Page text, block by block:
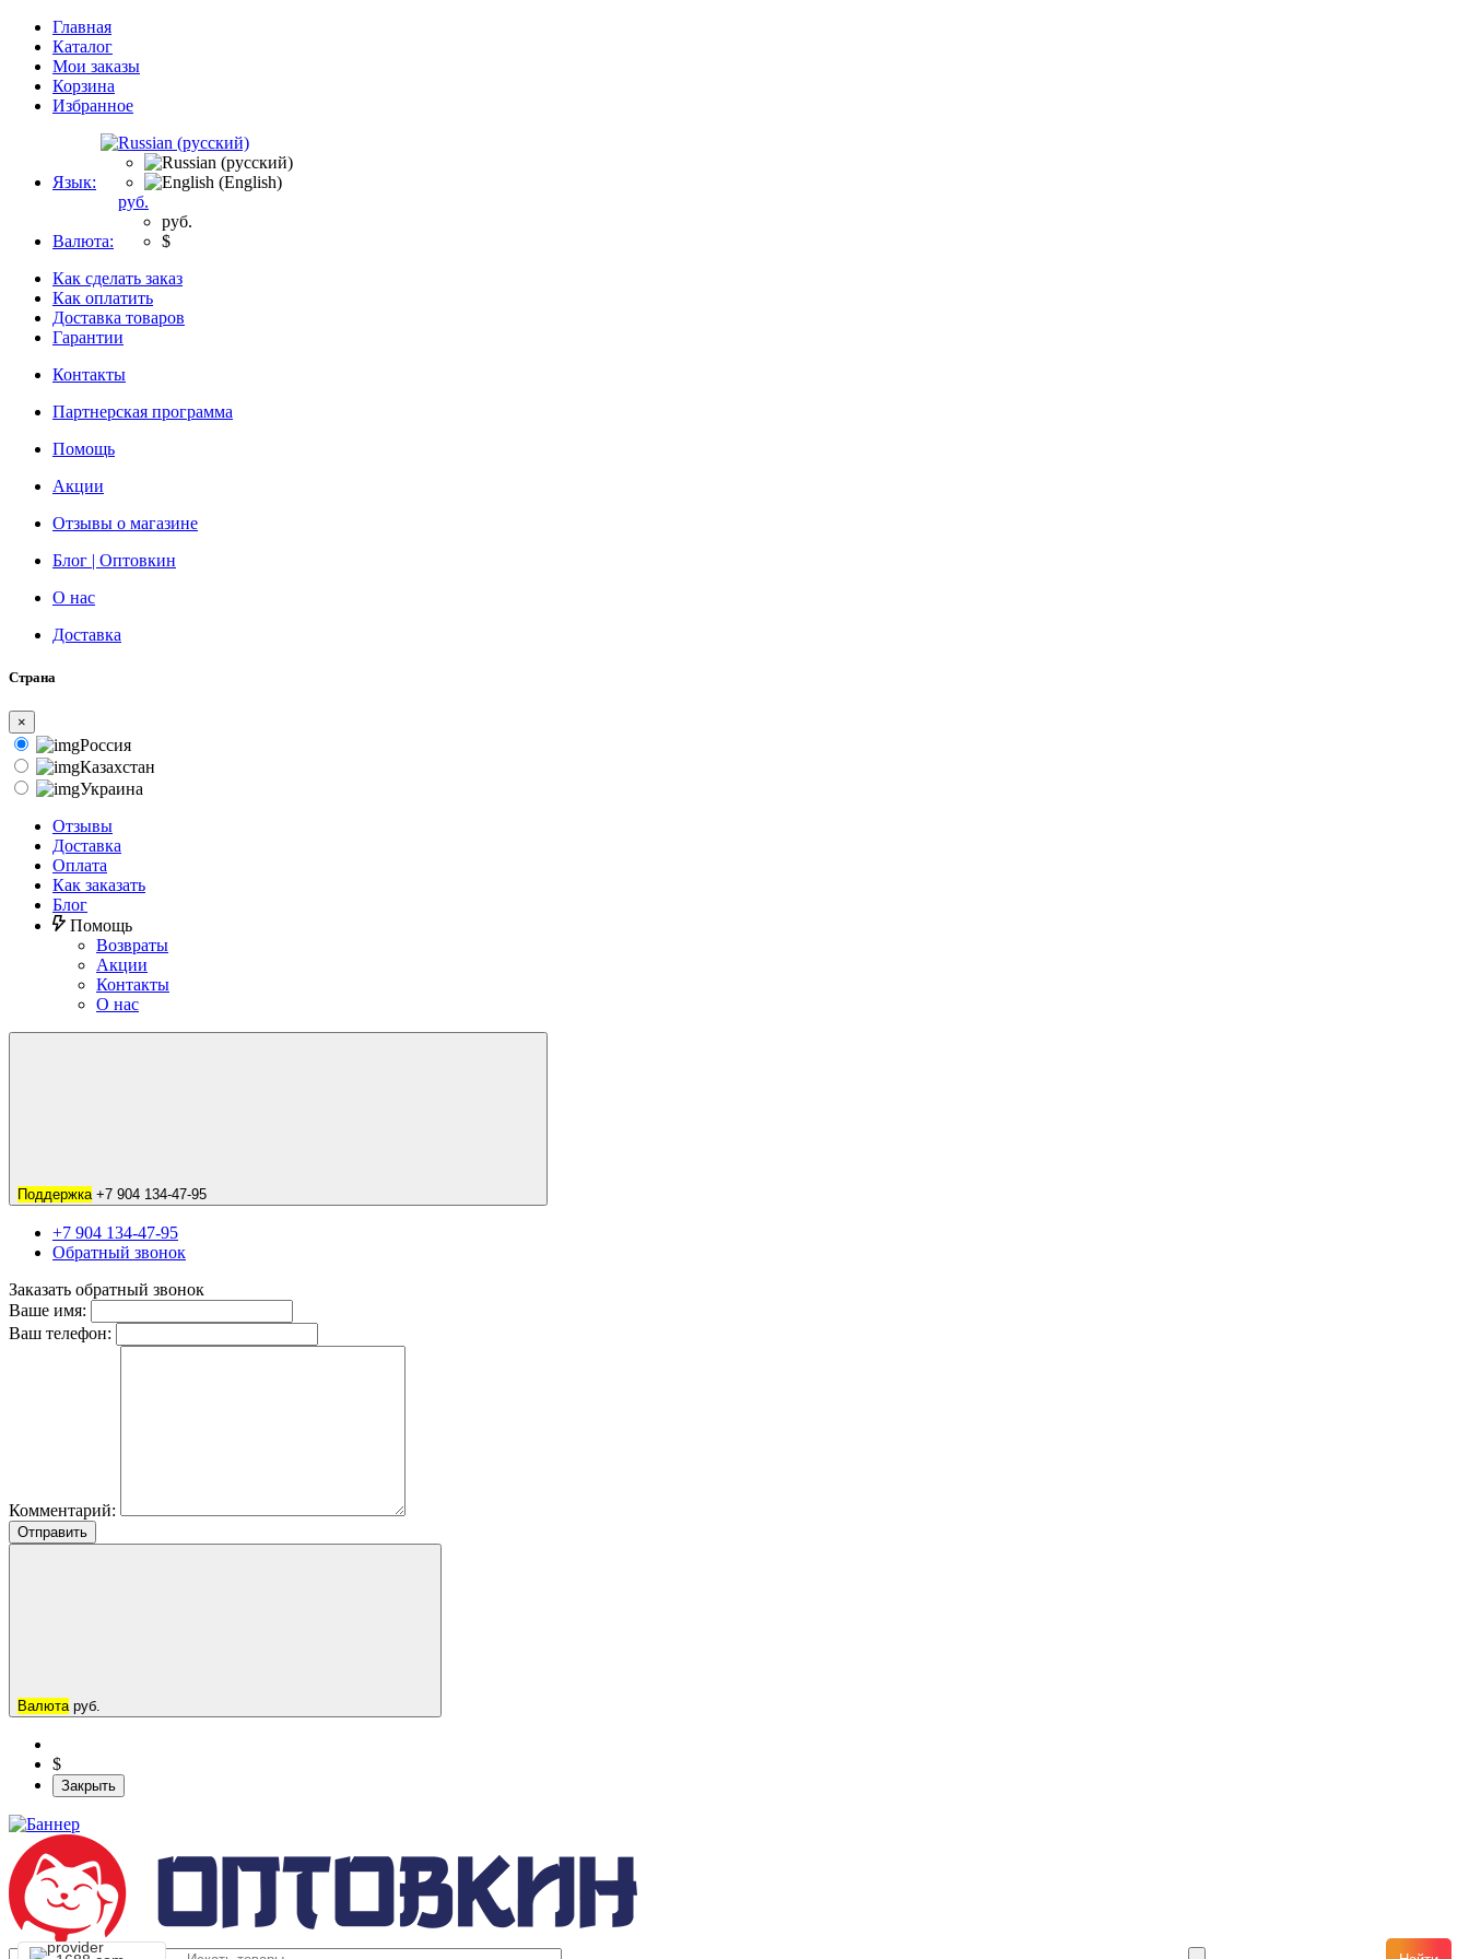
Главная
Каталог
Мои заказы
Корзина
Избранное
Язык:
Валюта:
руб.
руб.
$
Как сделать заказ
Как оплатить
Доставка товаров
Гарантии
Контакты
Партнерская программа
Помощь
Акции
Отзывы о магазине
Блог | Оптовкин
О нас
Доставка
Страна
×
Россия
Казахстан
Украина
Отзывы
Доставка
Оплата
Как заказать
Блог
Помощь
Возвраты
Акции
Контакты
О нас
Поддержка+7 904 134-47-95
+7 904 134-47-95
Обратный звонок
Заказать обратный звонок
Ваше имя:
Ваш телефон:
Комментарий:
Отправить
Валюта руб.
$
Закрыть